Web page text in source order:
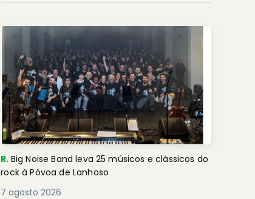
R. Big Noise Band leva 25 músicos e clássicos do
rock à Póvoa de Lanhoso
7 agosto 2026